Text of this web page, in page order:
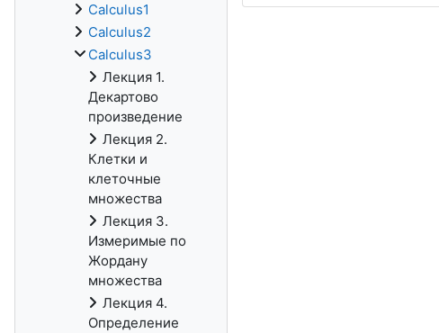
Calculus1
Calculus2
Calculus3
Лекция 1.
Декартово
произведение
Лекция 2.
Клетки и
клеточные
множества
Лекция 3.
Измеримые по
Жордану
множества
Лекция 4.
Определение